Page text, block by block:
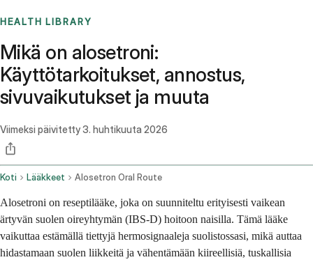
HEALTH LIBRARY
Mikä on alosetroni:
Käyttötarkoitukset, annostus,
sivuvaikutukset ja muuta
Viimeksi päivitetty3. huhtikuuta 2026
Koti Lääkkeet Alosetron Oral Route
Alosetroni on reseptilääke, joka on suunniteltu erityisesti vaikean
ärtyvän suolen oireyhtymän (IBS-D) hoitoon naisilla. Tämä lääke
vaikuttaa estämällä tiettyjä hermosignaaleja suolistossasi, mikä auttaa
hidastamaan suolen liikkeitä ja vähentämään kiireellisiä, tuskallisia